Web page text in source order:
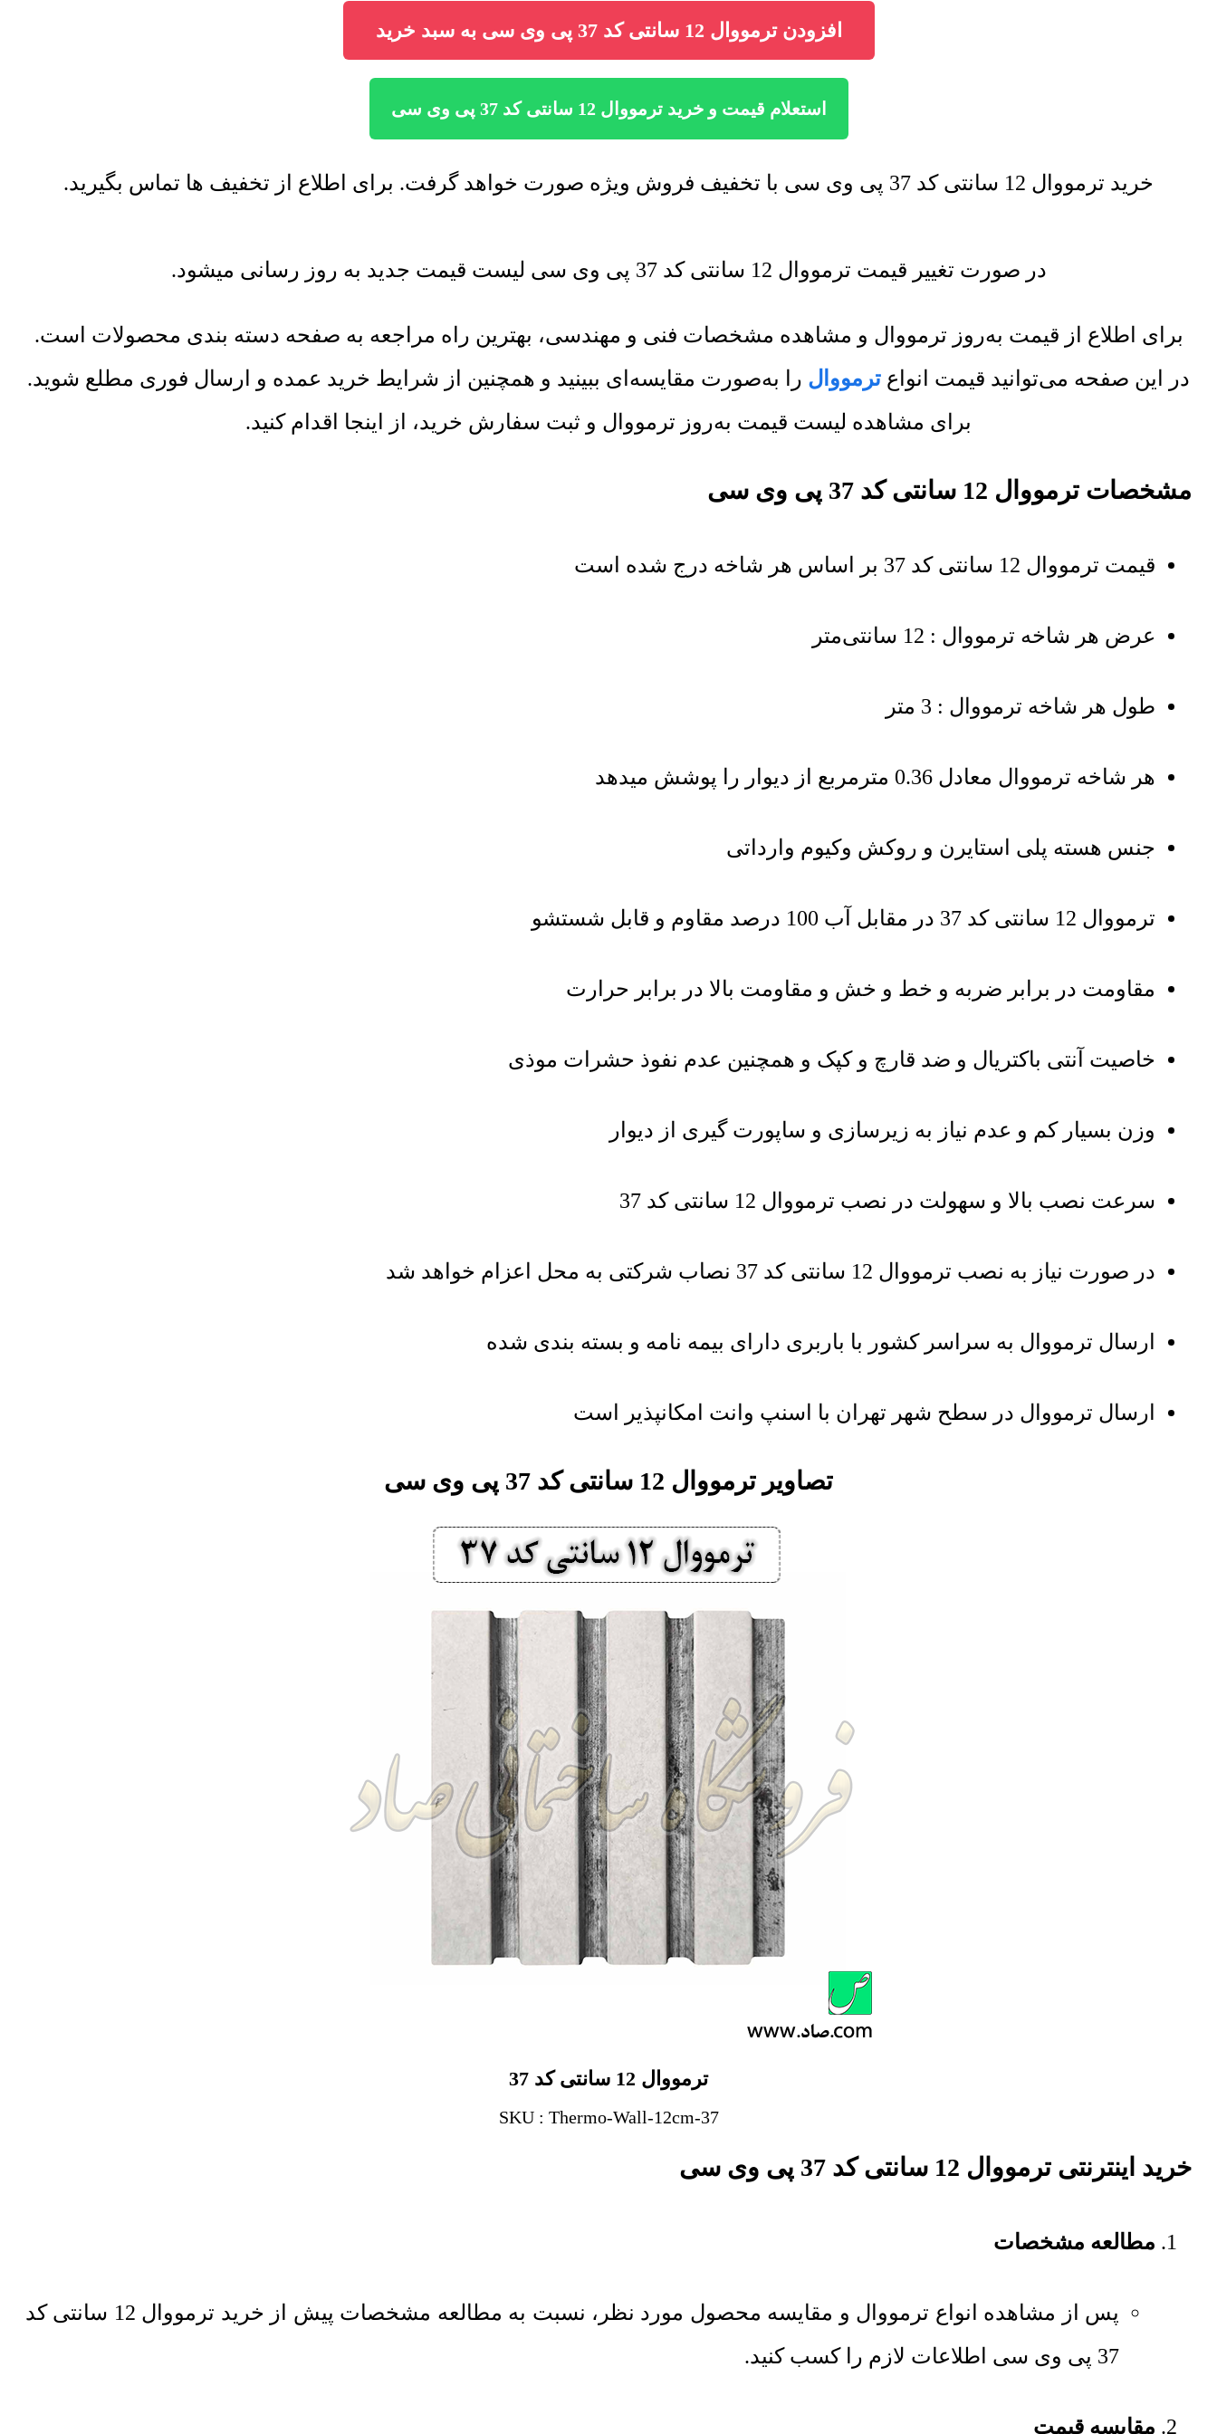
افزودن ترمووال 12 سانتی کد 37 پی وی سی به سبد خرید
استعلام قیمت و خرید ترمووال 12 سانتی کد 37 پی وی سی
خرید ترمووال 12 سانتی کد 37 پی وی سی با تخفیف فروش ویژه صورت خواهد گرفت. برای اطلاع از تخفیف ها تماس بگیرید.
در صورت تغییر قیمت ترمووال 12 سانتی کد 37 پی وی سی لیست قیمت جدید به روز رسانی میشود.
برای اطلاع از قیمت به‌روز ترمووال و مشاهده مشخصات فنی و مهندسی، بهترین راه مراجعه به صفحه دسته بندی محصولات است.
در این صفحه می‌توانید قیمت انواع ترمووال را به‌صورت مقایسه‌ای ببینید و همچنین از شرایط خرید عمده و ارسال فوری مطلع شوید.
برای مشاهده لیست قیمت به‌روز ترمووال و ثبت سفارش خرید، از اینجا اقدام کنید.
مشخصات ترمووال 12 سانتی کد 37 پی وی سی
قیمت ترمووال 12 سانتی کد 37 بر اساس هر شاخه درج شده است
عرض هر شاخه ترمووال : 12 سانتی‌متر
طول هر شاخه ترمووال : 3 متر
هر شاخه ترمووال معادل 0.36 مترمربع از دیوار را پوشش میدهد
جنس هسته پلی استایرن و روکش وکیوم وارداتی
ترمووال 12 سانتی کد 37 در مقابل آب 100 درصد مقاوم و قابل شستشو
مقاومت در برابر ضربه و خط و خش و مقاومت بالا در برابر حرارت
خاصیت آنتی باکتریال و ضد قارچ و کپک و همچنین عدم نفوذ حشرات موذی
وزن بسیار کم و عدم نیاز به زیرسازی و ساپورت گیری از دیوار
سرعت نصب بالا و سهولت در نصب ترمووال 12 سانتی کد 37
در صورت نیاز به نصب ترمووال 12 سانتی کد 37 نصاب شرکتی به محل اعزام خواهد شد
ارسال ترمووال به سراسر کشور با باربری دارای بیمه نامه و بسته بندی شده
ارسال ترمووال در سطح شهر تهران با اسنپ وانت امکانپذیر است
تصاویر ترمووال 12 سانتی کد 37 پی وی سی
ترمووال 12 سانتی کد 37
SKU : Thermo-Wall-12cm-37
خرید اینترنتی ترمووال 12 سانتی کد 37 پی وی سی
مطالعه مشخصات
پس از مشاهده انواع ترمووال و مقایسه محصول مورد نظر، نسبت به مطالعه مشخصات پیش از خرید ترمووال 12 سانتی کد
37 پی وی سی اطلاعات لازم را کسب کنید.
مقایسه قیمت